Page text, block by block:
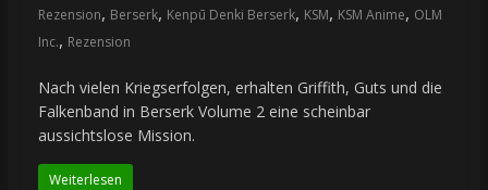
Rezension, Berserk, Kenpū Denki Berserk, KSM, KSM Anime, OLM
Inc., Rezension
Nach vielen Kriegserfolgen, erhalten Griffith, Guts und die
Falkenband in Berserk Volume 2 eine scheinbar
aussichtslose Mission.
Weiterlesen